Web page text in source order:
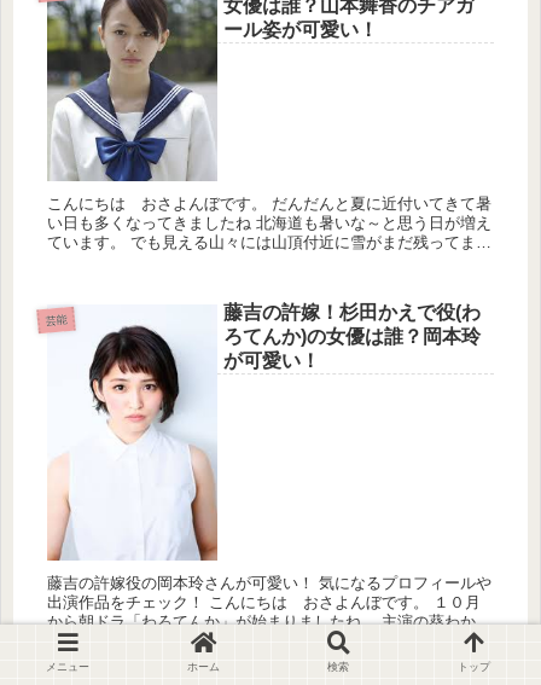
女優は誰？山本舞香のチアガ
ール姿が可愛い！
こんにちは おさよんぼです。 だんだんと夏に近付いてきて暑
い日も多くなってきましたね 北海道も暑いな～と思う日が増え
ています。 でも見える山々には山頂付近に雪がまだ残ってます
芸能
藤吉の許嫁！杉田かえで役(わ
ろてんか)の女優は誰？岡本玲
が可愛い！
藤吉の許嫁役の岡本玲さんが可愛い！ 気になるプロフィールや
出演作品をチェック！ こんにちは おさよんぼです。 １０月
から朝ドラ「わろてんか」が始まりましたね。 主演の葵わかな
さん可愛いな～♡と...
メニュー ホーム 検索 トップ